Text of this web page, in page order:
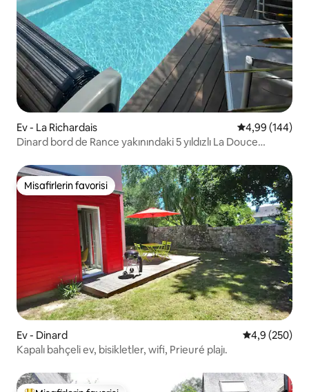
Ev - La Richardais 5 üzerinden
4,99 (144)
Dinard bord de Rance yakınındaki 5 yıldızlı La Douce
Misafirlerin favorisi
Misafirlerin favorisi
Ev - Dinard 5 üzerinden
4,9 (250)
Kapalı bahçeli ev, bisikletler, wifi, Prieuré plajı.